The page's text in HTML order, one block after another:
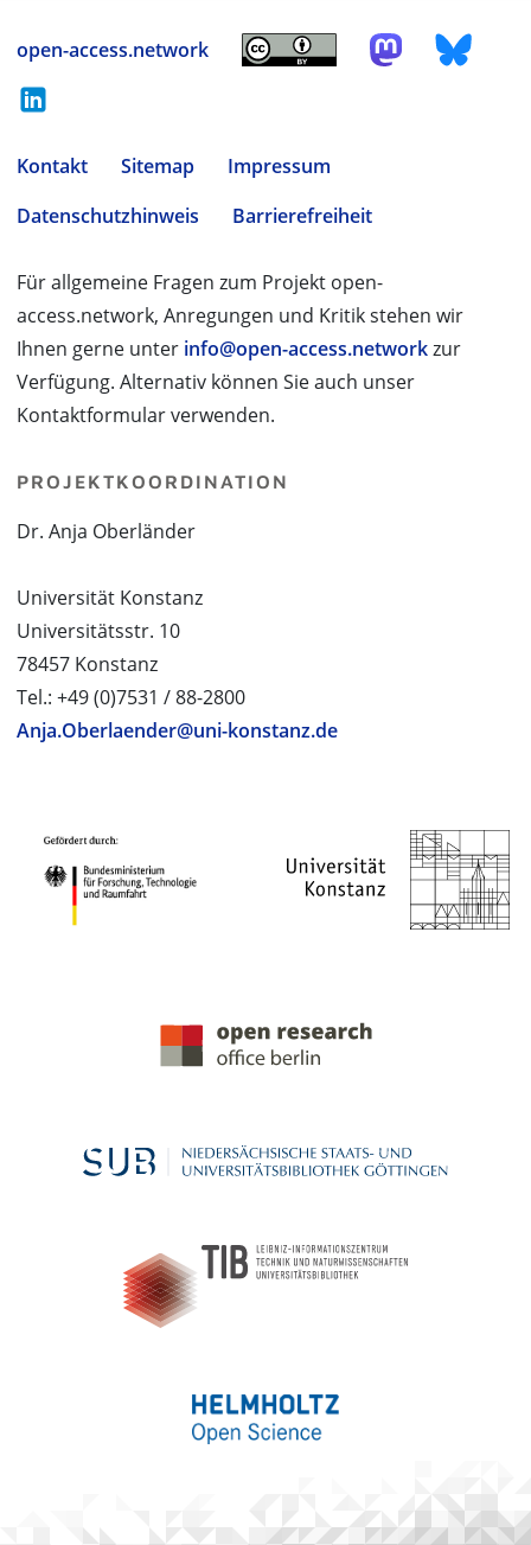
open-access.network
Kontakt Sitemap
Impressum
Datenschutzhinweis
Barrierefreiheit
Für allgemeine Fragen zum Projekt open-
access.network, Anregungen und Kritik stehen wir
Ihnen gerne unter info@open-access.networkzur
Verfügung. Alternativ können Sie auch unser
Kontaktformular verwenden.
PROJEKTKOORDINATION
Dr. Anja Oberländer
Universität Konstanz
Universitätsstr. 10
78457 Konstanz
Tel.: +49 (0)7531 / 88-2800
Anja.Oberlaender@uni-konstanz.de